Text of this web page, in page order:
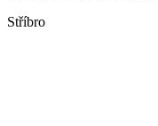
Stříbro